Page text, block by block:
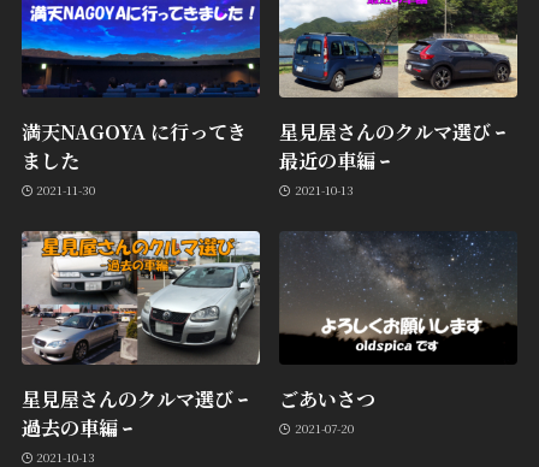
満天NAGOYA に行ってき
ました
2021-11-30
星見屋さんのクルマ選び ｰ
最近の車編 ｰ
2021-10-13
星見屋さんのクルマ選び ｰ
過去の車編 ｰ
2021-10-13
ごあいさつ
2021-07-20